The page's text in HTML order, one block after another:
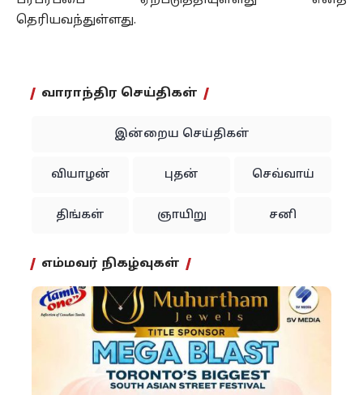
தெரியவந்துள்ளது.
வாராந்திர செய்திகள்
இன்றைய செய்திகள்
வியாழன் புதன் செவ்வாய்
திங்கள் ஞாயிறு சனி
எம்மவர் நிகழ்வுகள்